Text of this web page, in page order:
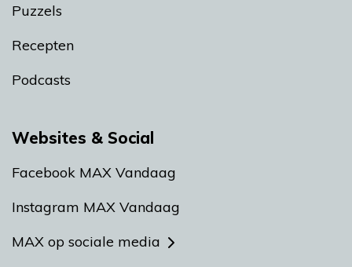
Puzzels
Recepten
Podcasts
Websites & Social
Facebook MAX Vandaag
Instagram MAX Vandaag
MAX op sociale media